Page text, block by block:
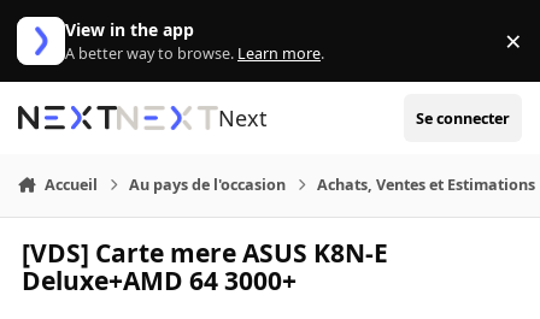
Aller au contenu
View in the app
A better way to browse. Learn more. ×
Next Se connecter
Accueil Au pays de l'occasion Achats, Ventes et Estimations
[VDS] Carte mere ASUS K8N-E
Deluxe+AMD 64 3000+